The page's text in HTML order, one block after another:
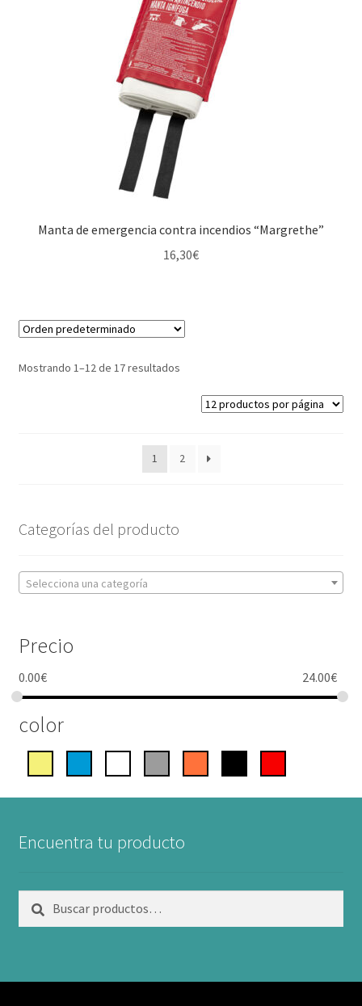
Manta de emergencia contra incendios “Margrethe”
16,30€
Mostrando 1–12 de 17 resultados
1 2
Categorías del producto
Selecciona una categoría
Precio
0.00€ 24.00€
color
Encuentra tu producto
Buscar
Buscar